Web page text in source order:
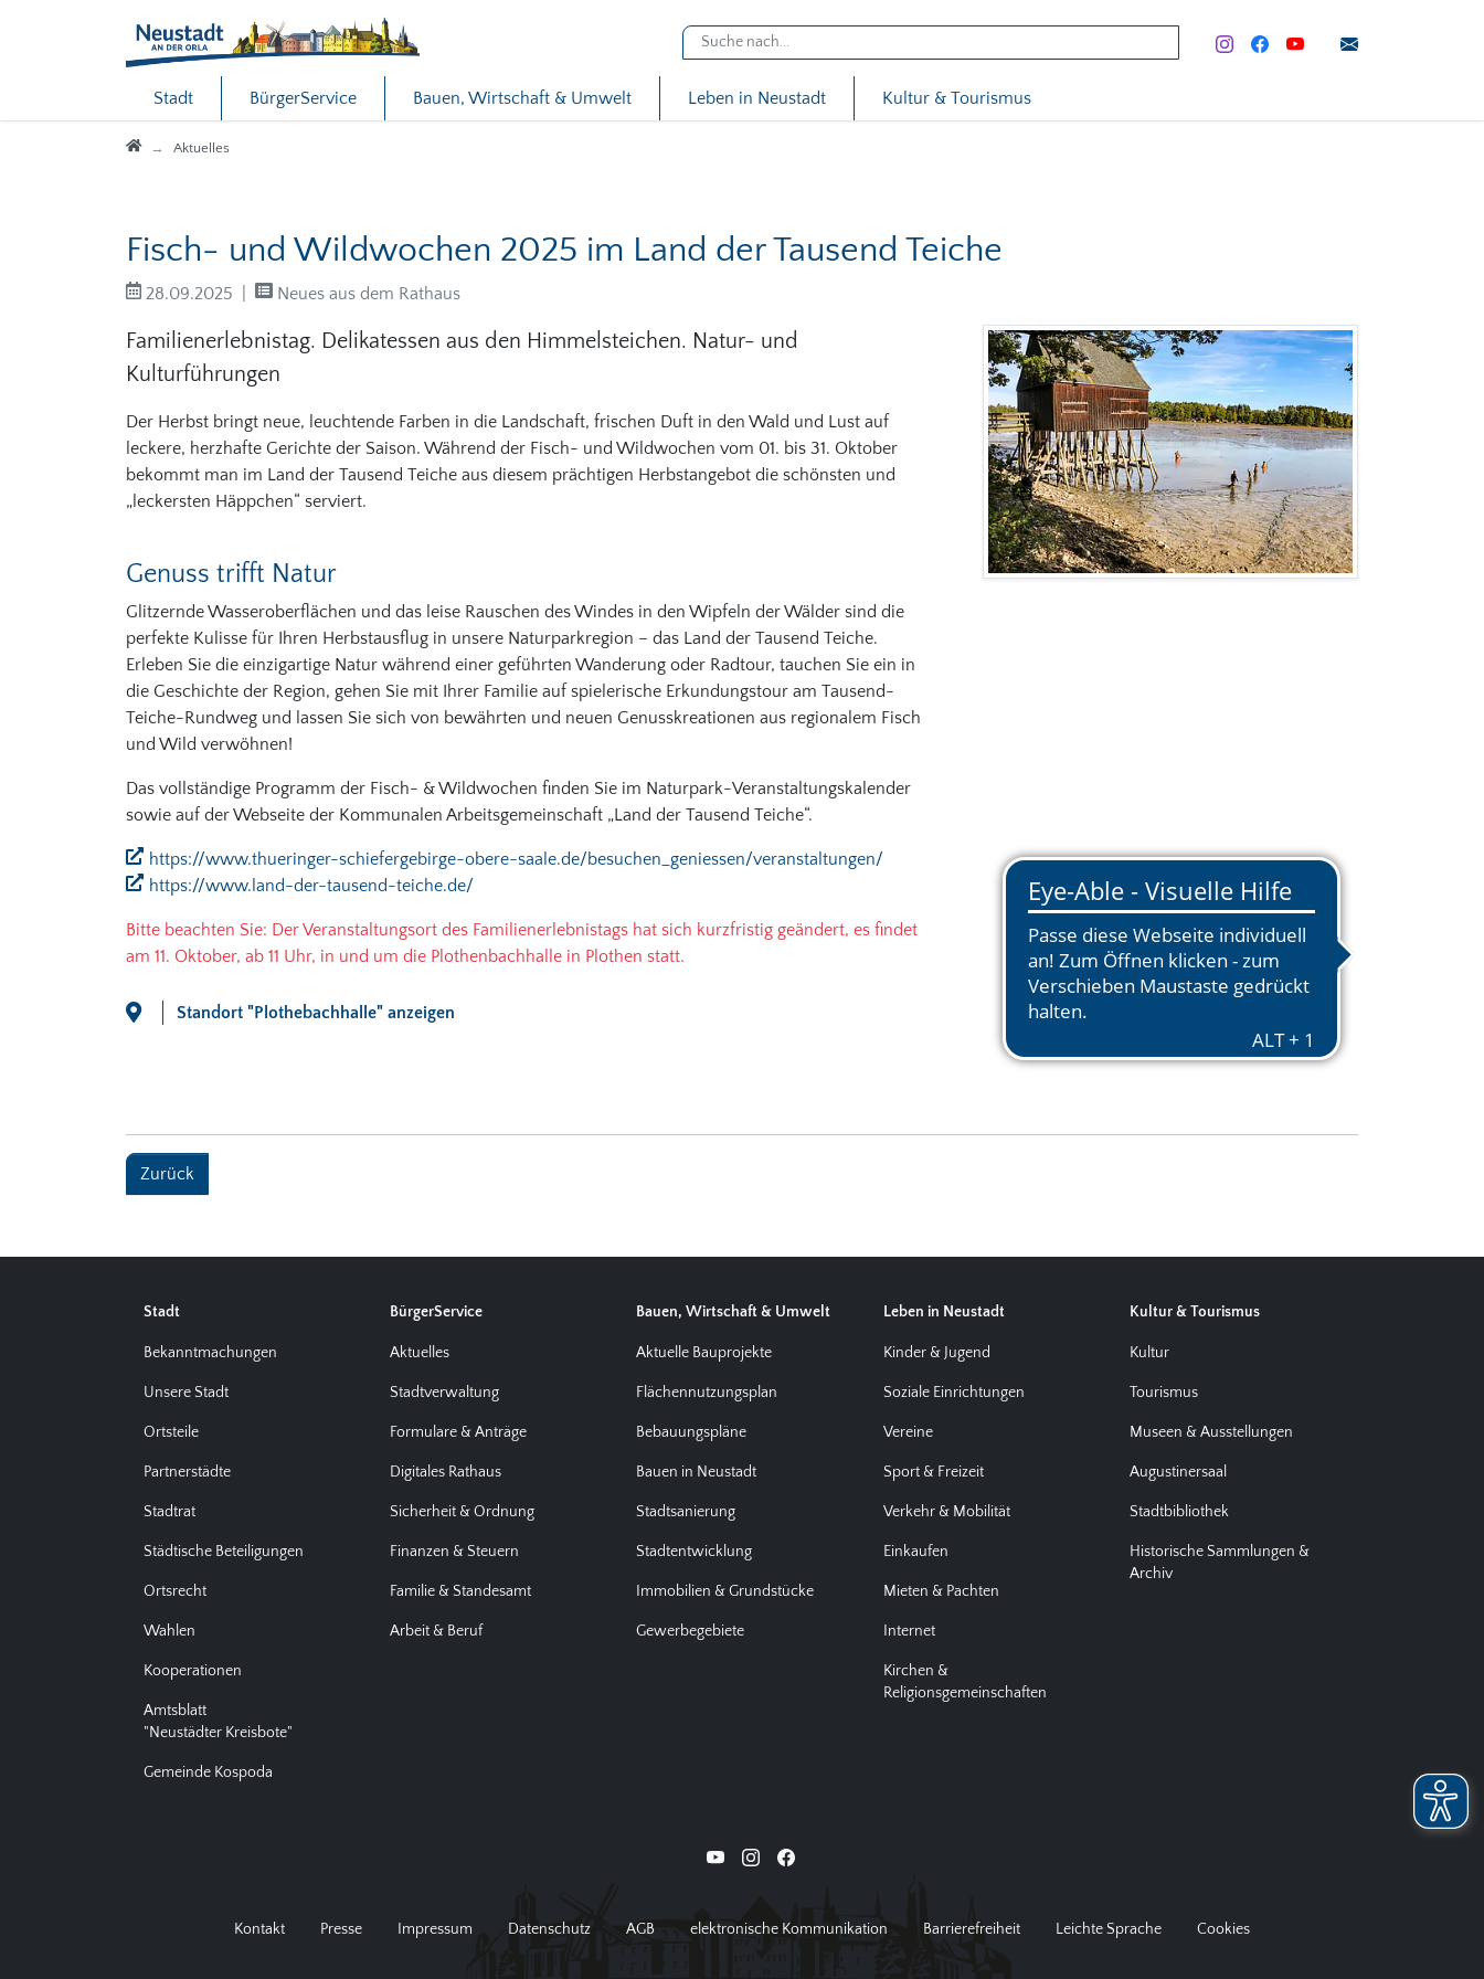
Stadt BürgerService Bauen, Wirtschaft & Umwelt Leben in Neustadt Kultur & Tourismus
StartseiteAktuelles
Fisch- und Wildwochen 2025 im Land der Tausend Teiche
28.09.2025 Neues aus dem Rathaus
Familienerlebnistag. Delikatessen aus den Himmelsteichen. Natur- und
Kulturführungen
Der Herbst bringt neue, leuchtende Farben in die Landschaft, frischen Duft in den Wald und Lust auf
leckere, herzhafte Gerichte der Saison. Während der Fisch- und Wildwochen vom 01. bis 31. Oktober
bekommt man im Land der Tausend Teiche aus diesem prächtigen Herbstangebot die schönsten und
„leckersten Häppchen“ serviert.
Genuss trifft Natur
Glitzernde Wasseroberflächen und das leise Rauschen des Windes in den Wipfeln der Wälder sind die
perfekte Kulisse für Ihren Herbstausflug in unsere Naturparkregion – das Land der Tausend Teiche.
Erleben Sie die einzigartige Natur während einer geführten Wanderung oder Radtour, tauchen Sie ein in
die Geschichte der Region, gehen Sie mit Ihrer Familie auf spielerische Erkundungstour am Tausend-
Teiche-Rundweg und lassen Sie sich von bewährten und neuen Genusskreationen aus regionalem Fisch
und Wild verwöhnen!
Das vollständige Programm der Fisch- & Wildwochen finden Sie im Naturpark-Veranstaltungskalender
sowie auf der Webseite der Kommunalen Arbeitsgemeinschaft „Land der Tausend Teiche“.
https://www.thueringer-schiefergebirge-obere-saale.de/besuchen_geniessen/veranstaltungen/
https://www.land-der-tausend-teiche.de/
Bitte beachten Sie: Der Veranstaltungsort des Familienerlebnistags hat sich kurzfristig geändert, es findet
am 11. Oktober, ab 11 Uhr, in und um die Plothenbachhalle in Plothen statt.
Standort "Plothebachhalle" anzeigen
Zurück
Stadt
Bekanntmachungen
Unsere Stadt
Ortsteile
Partnerstädte
Stadtrat
Städtische Beteiligungen
Ortsrecht
Wahlen
Kooperationen
Amtsblatt
"Neustädter Kreisbote"
Gemeinde Kospoda
BürgerService
Aktuelles
Stadtverwaltung
Formulare & Anträge
Digitales Rathaus
Sicherheit & Ordnung
Finanzen & Steuern
Familie & Standesamt
Arbeit & Beruf
Bauen, Wirtschaft & Umwelt
Aktuelle Bauprojekte
Flächennutzungsplan
Bebauungspläne
Bauen in Neustadt
Stadtsanierung
Stadtentwicklung
Immobilien & Grundstücke
Gewerbegebiete
Leben in Neustadt
Kinder & Jugend
Soziale Einrichtungen
Vereine
Sport & Freizeit
Verkehr & Mobilität
Einkaufen
Mieten & Pachten
Internet
Kirchen &
Religionsgemeinschaften
Kultur & Tourismus
Kultur
Tourismus
Museen & Ausstellungen
Augustinersaal
Stadtbibliothek
Historische Sammlungen &
Archiv
Kontakt Presse Impressum Datenschutz AGB elektronische Kommunikation Barrierefreiheit Leichte Sprache Cookies